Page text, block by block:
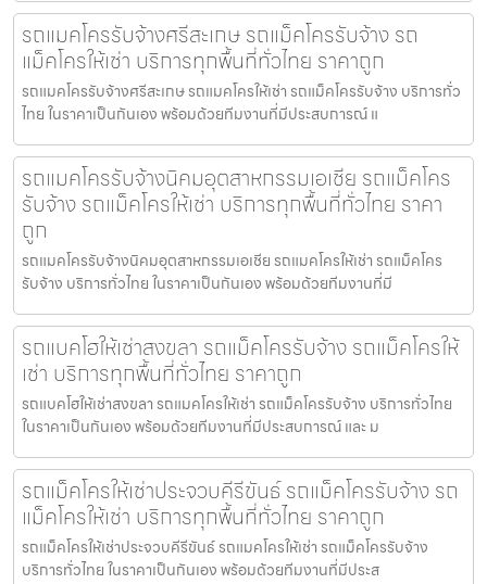
รถแมคโครรับจ้างศรีสะเกษ รถแม็คโครรับจ้าง รถ
แม็คโครให้เช่า บริการทุกพื้นที่ทั่วไทย ราคาถูก
รถแมคโครรับจ้างศรีสะเกษ รถแมคโครให้เช่า รถแม็คโครรับจ้าง บริการทั่ว
ไทย ในราคาเป็นกันเอง พร้อมด้วยทีมงานที่มีประสบการณ์ แ
รถแมคโครรับจ้างนิคมอุตสาหกรรมเอเชีย รถแม็คโคร
รับจ้าง รถแม็คโครให้เช่า บริการทุกพื้นที่ทั่วไทย ราคา
ถูก
รถแมคโครรับจ้างนิคมอุตสาหกรรมเอเชีย รถแมคโครให้เช่า รถแม็คโคร
รับจ้าง บริการทั่วไทย ในราคาเป็นกันเอง พร้อมด้วยทีมงานที่มี
รถแบคโฮให้เช่าสงขลา รถแม็คโครรับจ้าง รถแม็คโครให้
เช่า บริการทุกพื้นที่ทั่วไทย ราคาถูก
รถแบคโฮให้เช่าสงขลา รถแมคโครให้เช่า รถแม็คโครรับจ้าง บริการทั่วไทย
ในราคาเป็นกันเอง พร้อมด้วยทีมงานที่มีประสบการณ์ และ ม
รถแม็คโครให้เช่าประจวบคีรีขันธ์ รถแม็คโครรับจ้าง รถ
แม็คโครให้เช่า บริการทุกพื้นที่ทั่วไทย ราคาถูก
รถแม็คโครให้เช่าประจวบคีรีขันธ์ รถแมคโครให้เช่า รถแม็คโครรับจ้าง
บริการทั่วไทย ในราคาเป็นกันเอง พร้อมด้วยทีมงานที่มีประส